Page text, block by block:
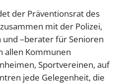
der Präventionsrat des
mit der Polizei,
–berater für Senioren
allen Kommunen
Sportvereinen, auf
jede Gelegenheit, die